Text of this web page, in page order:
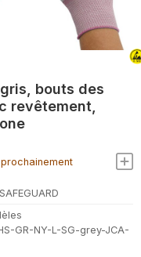
gris, bouts des
revêtement,
SAFEGUARD
GR-NY-L-SG-grey-JCA-